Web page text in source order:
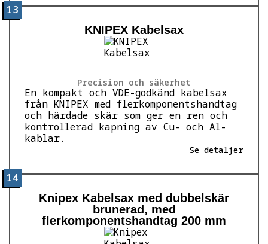
13
Precision och säkerhet
KNIPEX Kabelsax
En kompakt och VDE-godkänd kabelsax
från KNIPEX med flerkomponentshandtag
och härdade skär som ger en ren och
kontrollerad kapning av Cu- och Al-
kablar.
Se detaljer
14
Knipex Kabelsax med dubbelskär
brunerad, med
flerkomponentshandtag 200 mm